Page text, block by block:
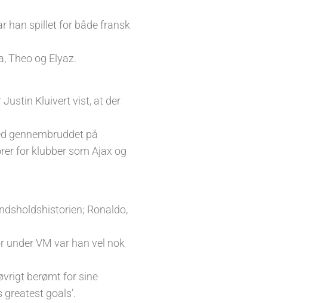
han spillet for både fransk
Theo og Elyaz.
Kluivert vist, at der
gennembruddet på
for klubber som Ajax og
Ronaldo,
under VM var han vel nok
berømt for sine
goals’.